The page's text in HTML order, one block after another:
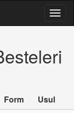
Form
Usul